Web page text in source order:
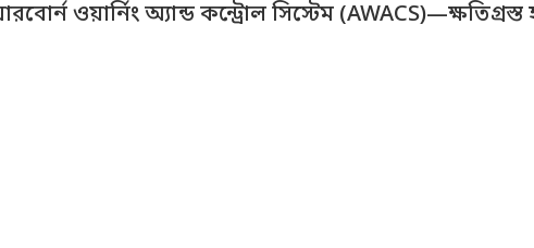
ওয়ার্নিং অ্যান্ড কন্ট্রোল সিস্টেম (AWACS)—ক্ষতিগ্রস্ত